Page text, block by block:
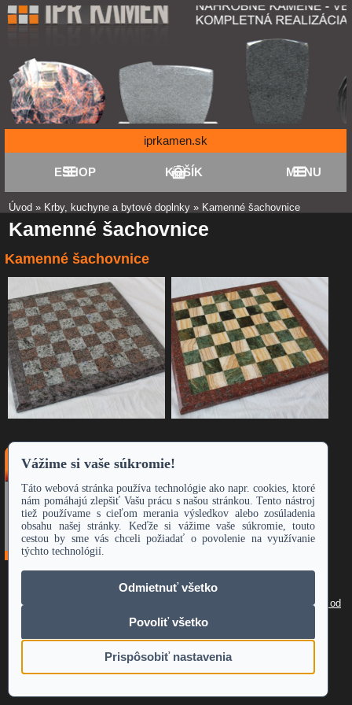
iprkamen.sk
ESHOP KOŠÍK MENU
Úvod » Krby, kuchyne a bytové doplnky » Kamenné šachovnice
Kamenné šachovnice
Kamenné šachovnice
Vyhľadávanie
Zadajte hľadaný výraz
Hľadať
Odstúpiť od